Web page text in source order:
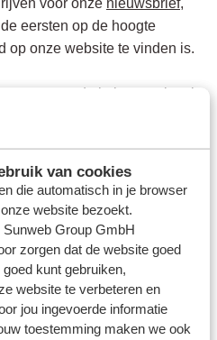
van cookies
die automatisch in je browser
website bezoekt.
Group GmbH
zorgen dat de website goed
kunt gebruiken,
website te verbeteren en
jou ingevoerde informatie
toestemming maken we ook
voor onze nieuwsbrief,
eersten op de hoogte
op onze website te vinden is.
accommodatie je op vakantie
Activeer dan de
tabblad 'Prijzen & Boeken'
klikken en vervolgens op